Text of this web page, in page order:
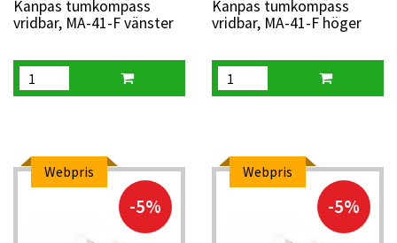
Kanpas tumkompass
vridbar, MA-41-F vänster
Kanpas tumkompass
vridbar, MA-41-F höger
Webpris
-5%
Webpris
-5%